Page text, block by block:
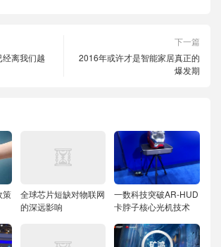
离我们越
下一篇
2016年或许才是智能家居真正的
爆发期
策
全球芯片短缺对物联网
的深远影响
一数科技突破AR-HUD
卡脖子核心光机技术